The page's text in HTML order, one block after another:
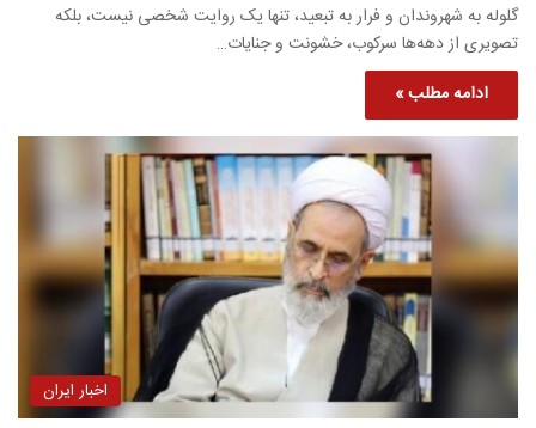
گلوله به شهروندان و فرار به تبعید، تنها یک روایت شخصی نیست، بلکه
تصویری از دهه‌ها سرکوب، خشونت و جنایات…
ادامه مطلب »
اخبار ایران